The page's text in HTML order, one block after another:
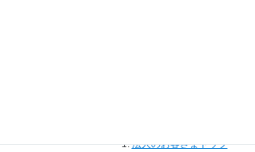
法人のお客さまトップ